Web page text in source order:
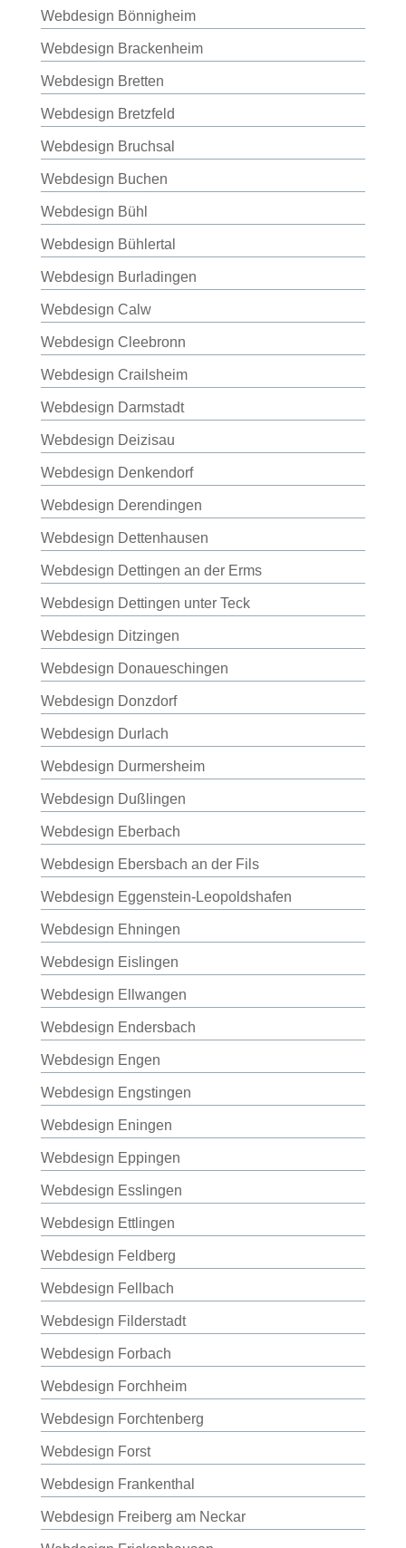
Webdesign Bönnigheim
Webdesign Brackenheim
Webdesign Bretten
Webdesign Bretzfeld
Webdesign Bruchsal
Webdesign Buchen
Webdesign Bühl
Webdesign Bühlertal
Webdesign Burladingen
Webdesign Calw
Webdesign Cleebronn
Webdesign Crailsheim
Webdesign Darmstadt
Webdesign Deizisau
Webdesign Denkendorf
Webdesign Derendingen
Webdesign Dettenhausen
Webdesign Dettingen an der Erms
Webdesign Dettingen unter Teck
Webdesign Ditzingen
Webdesign Donaueschingen
Webdesign Donzdorf
Webdesign Durlach
Webdesign Durmersheim
Webdesign Dußlingen
Webdesign Eberbach
Webdesign Ebersbach an der Fils
Webdesign Eggenstein-Leopoldshafen
Webdesign Ehningen
Webdesign Eislingen
Webdesign Ellwangen
Webdesign Endersbach
Webdesign Engen
Webdesign Engstingen
Webdesign Eningen
Webdesign Eppingen
Webdesign Esslingen
Webdesign Ettlingen
Webdesign Feldberg
Webdesign Fellbach
Webdesign Filderstadt
Webdesign Forbach
Webdesign Forchheim
Webdesign Forchtenberg
Webdesign Forst
Webdesign Frankenthal
Webdesign Freiberg am Neckar